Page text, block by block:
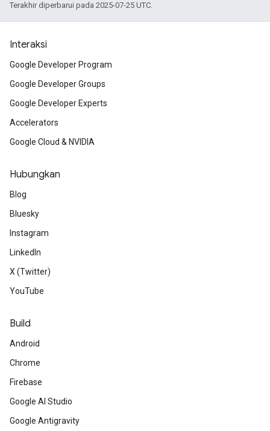
Terakhir diperbarui pada 2025-07-25 UTC.
Interaksi
Google Developer Program
Google Developer Groups
Google Developer Experts
Accelerators
Google Cloud & NVIDIA
Hubungkan
Blog
Bluesky
Instagram
LinkedIn
X (Twitter)
YouTube
Build
Android
Chrome
Firebase
Google AI Studio
Google Antigravity